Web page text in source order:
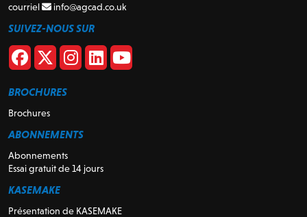
courriel
info@agcad.co.uk
SUIVEZ-NOUS SUR
BROCHURES
Brochures
ABONNEMENTS
Abonnements
Essai gratuit de 14 jours
KASEMAKE
Présentation de KASEMAKE